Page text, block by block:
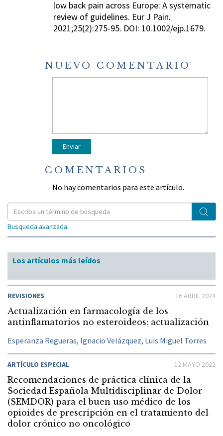
low back pain across Europe: A systematic
review of guidelines. Eur J Pain.
2021;25(2):275-95. DOI: 10.1002/ejp.1679.
NUEVO COMENTARIO
COMENTARIOS
No hay comentarios para este artículo.
Busqueda avanzada
Los artículos más leídos
16 ABRIL 2024
REVISIONES
Actualización en farmacología de los
antinflamatorios no esteroideos: actualización
Esperanza Regueras, Ignacio Velázquez, Luis Miguel Torres
12 MAYO 2022
ARTÍCULO ESPECIAL
Recomendaciones de práctica clínica de la
Sociedad Española Multidisciplinar de Dolor
(SEMDOR) para el buen uso médico de los
opioides de prescripción en el tratamiento del
dolor crónico no oncológico